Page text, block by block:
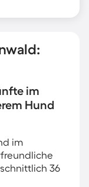
im
Hund
im
36